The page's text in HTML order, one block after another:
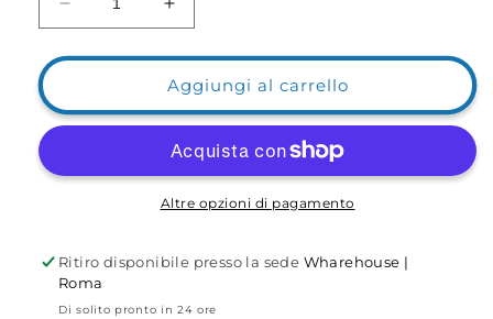
Diminuisci
quantità
per
Castforce
XT
5500
Aumenta
quantità
per
Mulinello
Castforce
XT
Beach
5500
Aggiungi al carrello
Altre opzioni di pagamento
Ritiro disponibile presso la sede Wharehouse |
Roma
Di solito pronto in 24 ore